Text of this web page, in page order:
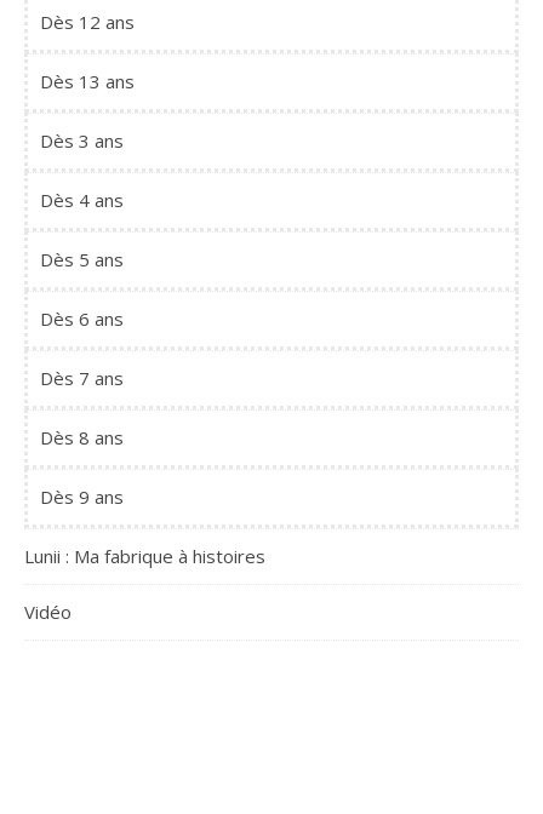
Dès 12 ans
Dès 13 ans
Dès 3 ans
Dès 4 ans
Dès 5 ans
Dès 6 ans
Dès 7 ans
Dès 8 ans
Dès 9 ans
Lunii : Ma fabrique à histoires
Vidéo